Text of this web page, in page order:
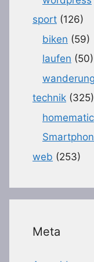
sport (126)
biken (59)
laufen (50)
wanderung
technik (325)
homematic
web (253)
Meta